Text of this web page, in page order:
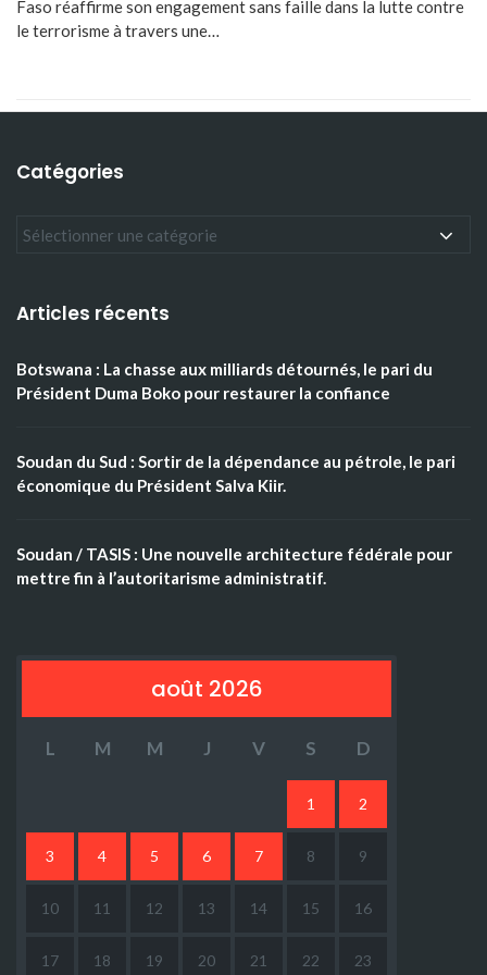
Faso réaffirme son engagement sans faille dans la lutte contre
le terrorisme à travers une…
Catégories
Articles récents
Botswana : La chasse aux milliards détournés, le pari du
Président Duma Boko pour restaurer la confiance
Soudan du Sud : Sortir de la dépendance au pétrole, le pari
économique du Président Salva Kiir.
Soudan / TASIS : Une nouvelle architecture fédérale pour
mettre fin à l’autoritarisme administratif.
août 2026
L M M J V S D
1 2
3 4 5 6 7 8 9
10 11 12 13 14 15 16
17 18 19 20 21 22 23